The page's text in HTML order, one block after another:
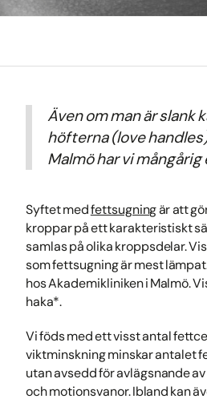
Även om man är slank
höfterna (love
Malmö har vi
Syftet medfettsugningär att
kroppar på ett karakteristiskt
samlas på olika kroppsdelar.
som fettsugning är mest
hos Akademikliniken i Malmö.
haka*.
Vi föds med ett visst antal
viktminskning minskar antalet
utan avsedd för avlägsnande
och motionsvanor. Ibland kan